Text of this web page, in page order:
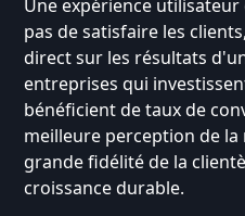
Une expérience
pas de satisfaire les
direct sur les résultats
entreprises qui
bénéficient de taux de
meilleure perception de
grande fidélité de la
croissance durable.